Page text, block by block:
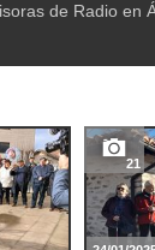
de Radio en
21